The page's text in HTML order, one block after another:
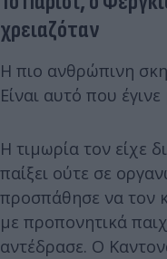
χρειαζόταν
Η πιο ανθρώπινη
Είναι αυτό που
Η τιμωρία τον είχε
παίξει ούτε σε
προσπάθησε να τον
με προπονητικά
αντέδρασε. Ο